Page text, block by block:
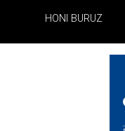
HONI BURUZ